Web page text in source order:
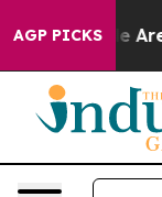
AGP PICKSAre